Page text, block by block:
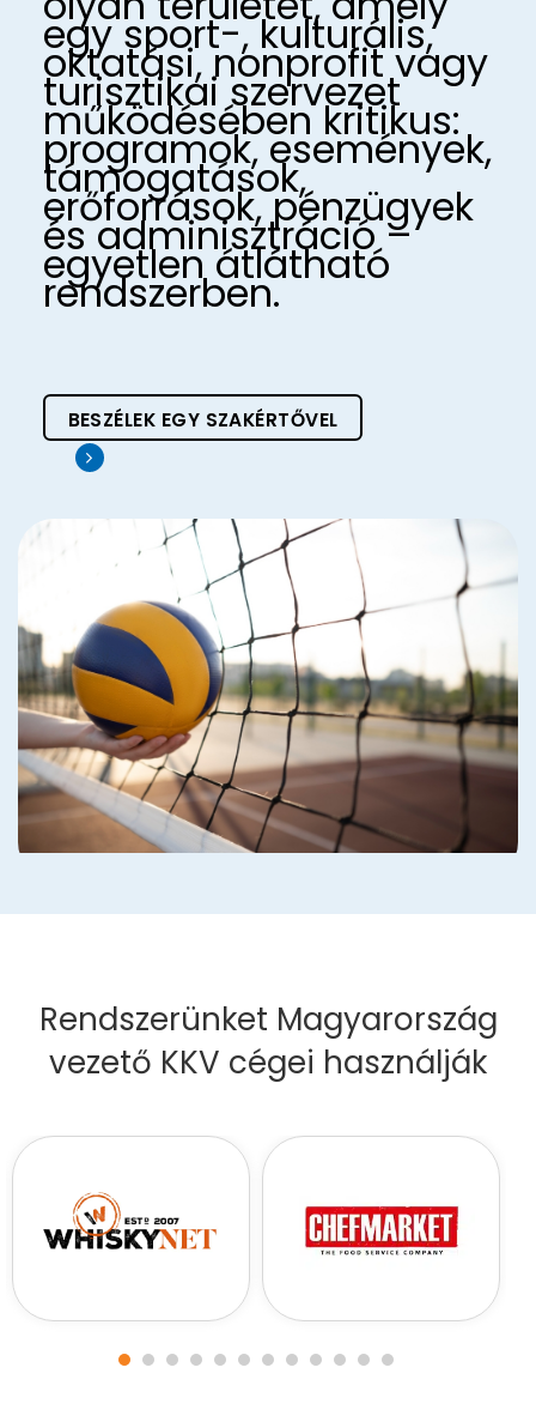
egy sport-, kulturális,
oktatási, nonprofit vagy
turisztikai szervezet
működésében kritikus:
programok, események,
támogatások,
erőforrások, pénzügyek
és adminisztráció –
egyetlen átlátható
rendszerben.
BESZÉLEK EGY SZAKÉRTŐVEL
Rendszerünket Magyarország
vezető KKV cégei használják